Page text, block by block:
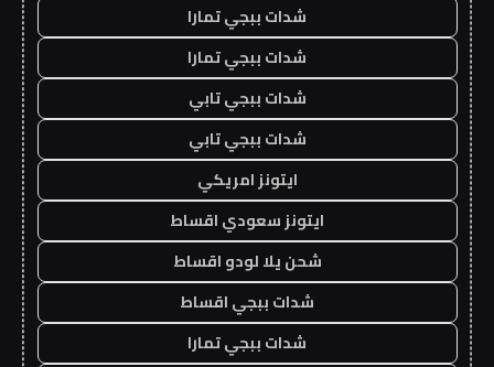
شدات ببجي تمارا
شدات ببجي تمارا
شدات ببجي تابي
شدات ببجي تابي
ايتونز امريكي
ايتونز سعودي اقساط
شحن يلا لودو اقساط
شدات ببجي اقساط
شدات ببجي تمارا